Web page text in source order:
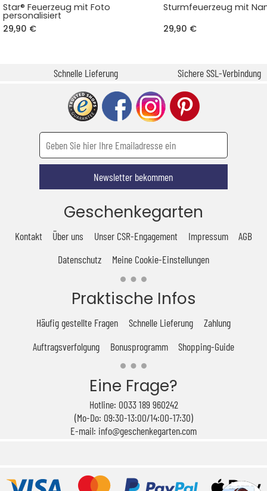
Star® Feuerzeug mit Foto
personalisiert
29,90 €
Sturmfeuerzeug mit
29,90 €
Schnelle Lieferung Sichere SSL-Verbindung
Newsletter bekommen
Geschenkegarten
Kontakt Über uns Unser CSR-Engagement Impressum
AGB
Datenschutz
Meine Cookie-Einstellungen
Praktische Infos
Häufig gestellte Fragen Schnelle Lieferung
Zahlung
Auftragsverfolgung
Bonusprogramm Shopping-Guide
Eine Frage?
Hotline: 0033 189 960242
(Mo-Do: 09:30-13:00/14:00-17:30)
E-mail: info@geschenkegarten.com